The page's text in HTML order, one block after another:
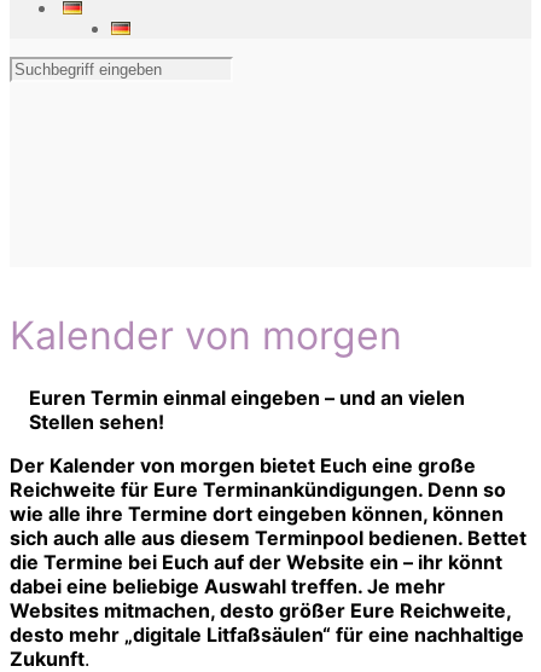
Kalender von morgen
Euren Termin einmal eingeben – und an vielen
Stellen sehen!
Der Kalender von morgen bietet Euch eine große
Reichweite für Eure Terminankündigungen. Denn so
wie alle ihre Termine dort eingeben können, können
sich auch alle aus diesem Terminpool bedienen. Bettet
die Termine bei Euch auf der Website ein – ihr könnt
dabei eine beliebige Auswahl treffen. Je mehr
Websites mitmachen, desto größer Eure Reichweite,
desto mehr „digitale Litfaßsäulen“ für eine nachhaltige
Zukunft.